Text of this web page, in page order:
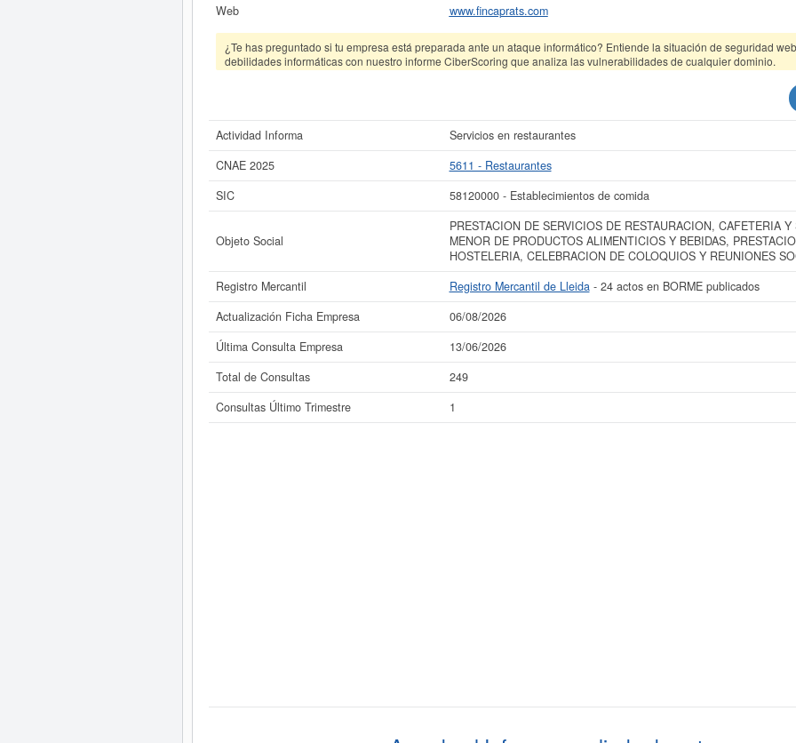
Web www.fincaprats.com
¿Te has preguntado si tu empresa está preparada ante un ataque informático? Entiende la situación de seguridad
debilidades informáticas con nuestro informe CiberScoring que analiza las vulnerabilidades de cualquier dominio.
Actividad Informa
Servicios en restaurantes
CNAE 2025
5611 - Restaurantes
SIC
58120000 - Establecimientos de comida
Objeto Social
PRESTACION DE SERVICIOS DE RESTAURACION, CAFETERIA
MENOR DE PRODUCTOS ALIMENTICIOS Y BEBIDAS,
HOSTELERIA, CELEBRACION DE COLOQUIOS Y REUNIONES
Registro Mercantil
Registro Mercantil de Lleida- 24 actos en BORME publicados
Actualización Ficha Empresa
06/08/2026
Última Consulta Empresa
13/06/2026
Total de Consultas
249
Consultas Último Trimestre
1